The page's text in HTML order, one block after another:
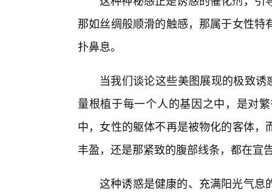
那如丝绸般顺滑的触感，那属于女性
扑鼻息。
当我们谈论这些美图展现的极致
量根植于每一个人的基因之中，是对
中，女性的躯体不再是被物化的客体
丰盈，还是那紧致的腹部线条，都在宣
这种诱惑是健康的、充满阳光气息